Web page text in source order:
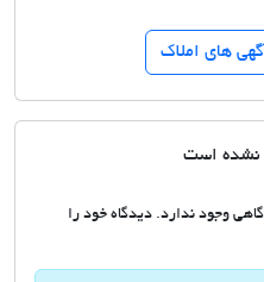
های املاک
نشده است
وجود ندارد. دیدگاه خود را